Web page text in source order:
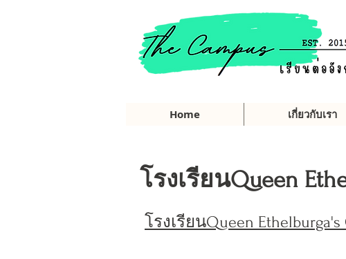
Home เกี่ยวกับเรา
โรงเรียนQueen
โรงเรียนQueen